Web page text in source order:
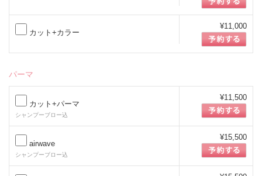
カット+カラー
¥11,000
パーマ
カット+パーマ
シャンプーブロー込
¥11,500
airwave
シャンプーブロー込
¥15,500